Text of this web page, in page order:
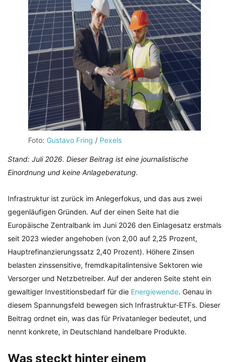
Foto: Gustavo Fring / Pexels
Stand: Juli 2026. Dieser Beitrag ist eine journalistische
Einordnung und keine Anlageberatung.
Infrastruktur ist zurück im Anlegerfokus, und das aus zwei
gegenläufigen Gründen. Auf der einen Seite hat die
Europäische Zentralbank im Juni 2026 den Einlagesatz erstmals
seit 2023 wieder angehoben (von 2,00 auf 2,25 Prozent,
Hauptrefinanzierungssatz 2,40 Prozent). Höhere Zinsen
belasten zinssensitive, fremdkapitalintensive Sektoren wie
Versorger und Netzbetreiber. Auf der anderen Seite steht ein
gewaltiger Investitionsbedarf für die Energiewende. Genau in
diesem Spannungsfeld bewegen sich Infrastruktur-ETFs. Dieser
Beitrag ordnet ein, was das für Privatanleger bedeutet, und
nennt konkrete, in Deutschland handelbare Produkte.
Was steckt hinter einem